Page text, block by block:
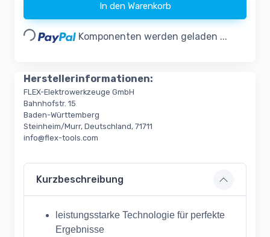
In den Warenkorb
Loading... Komponenten werden geladen ...
Herstellerinformationen:
FLEX-Elektrowerkzeuge GmbH
Bahnhofstr. 15
Baden-Württemberg
Steinheim/Murr, Deutschland, 71711
info@flex-tools.com
Kurzbeschreibung
leistungsstarke Technologie für perfekte
Ergebnisse